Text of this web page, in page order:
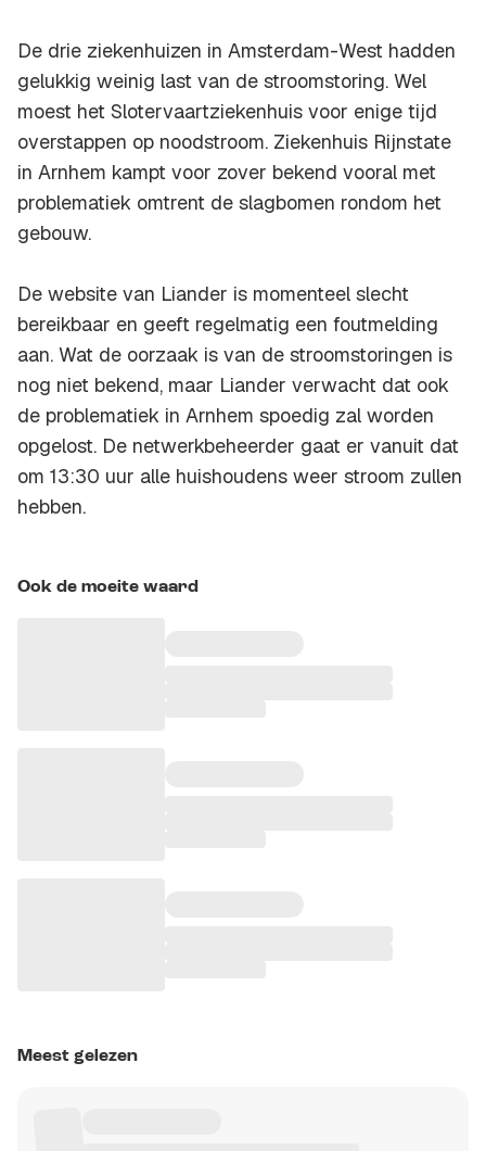
De drie ziekenhuizen in Amsterdam-West hadden
gelukkig weinig last van de stroomstoring. Wel
moest het Slotervaartziekenhuis voor enige tijd
overstappen op noodstroom. Ziekenhuis Rijnstate
in Arnhem kampt voor zover bekend vooral met
problematiek omtrent de slagbomen rondom het
gebouw.
De website van Liander is momenteel slecht
bereikbaar en geeft regelmatig een foutmelding
aan. Wat de oorzaak is van de stroomstoringen is
nog niet bekend, maar Liander verwacht dat ook
de problematiek in Arnhem spoedig zal worden
opgelost. De netwerkbeheerder gaat er vanuit dat
om 13:30 uur alle huishoudens weer stroom zullen
hebben.
Ook de moeite waard
Meest gelezen